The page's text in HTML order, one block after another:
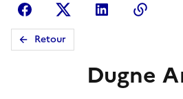
FacebookX (anciennement
Linkedin
Retour
Dugne